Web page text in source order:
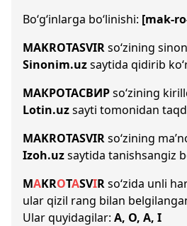
Bo‘g‘inlarga bo‘linishi: [mak-
MAKROTASVIRso‘zining
Sinonim.uzsaytida qidirib
МАКРОТАСВИРso‘zining
Lotin.uzsayti tomonidan
MAKROTASVIRso‘zining
Izoh.uzsaytida tanishsangiz
MAKROTASVIRso‘zida unli
ular qizil rang bilan
Ular quyidagilar: A, O, A, I